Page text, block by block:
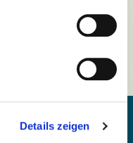
Details zeigen